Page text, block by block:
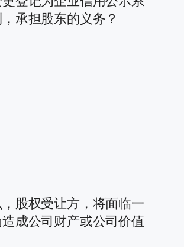
承担股东的义务？
股权受让方，将面临一
成公司财产或公司价值